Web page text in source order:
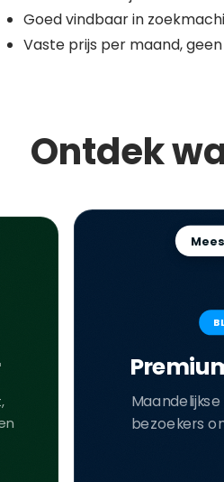
Goed vindbaar in
Vaste prijs per maand,
Ontdek
bezoekers